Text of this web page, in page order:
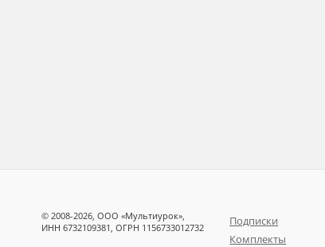
© 2008-2026, ООО «Мультиурок»,
ИНН 6732109381, ОГРН 1156733012732
Подписки
Комплекты